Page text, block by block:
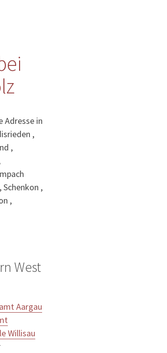
Adresse in
,
,
,
,
West
Aargau
Willisau